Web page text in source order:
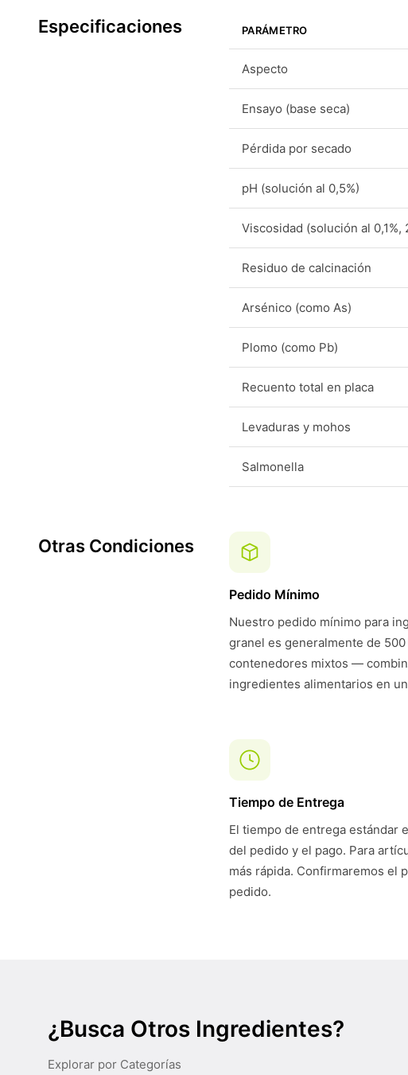
Especificaciones PARÁMETRO
Aspecto
Ensayo (base seca)
Pérdida por secado
pH (solución al 0,5%)
Viscosidad (solución al 0,1%,
Residuo de calcinación
Arsénico (como As)
Plomo (como Pb)
Recuento total en placa
Levaduras y mohos
Salmonella
Otras Condiciones
Pedido Mínimo
Nuestro pedido mínimo para
granel es generalmente de
contenedores mixtos —
ingredientes alimentarios en
Tiempo de Entrega
El tiempo de entrega estándar
del pedido y el pago. Para
más rápida. Confirmaremos el
pedido.
¿Busca Otros Ingredientes?
Explorar por Categorías